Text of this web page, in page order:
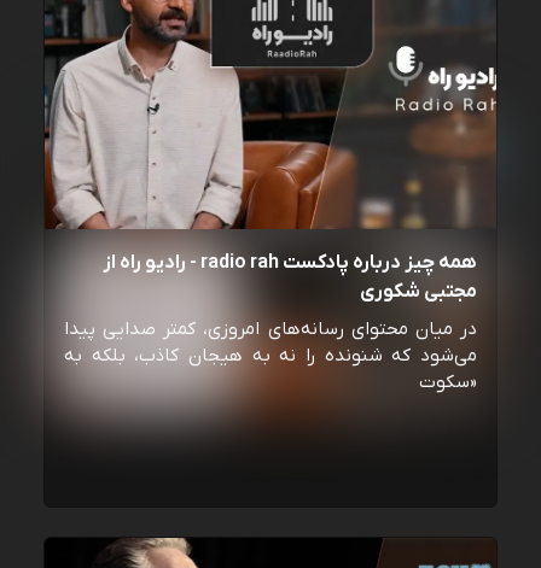
همه چیز درباره پادکست radio rah - رادیو راه از
مجتبی شکوری
در میان محتوای رسانه‌های امروزی، کمتر صدایی پیدا
می‌شود که شنونده را نه به هیجان کاذب، بلکه به
«سکوت